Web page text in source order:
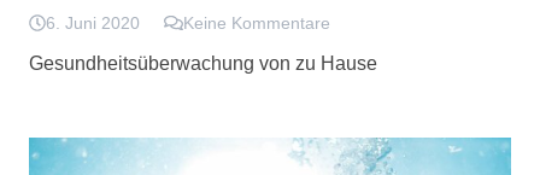
6. Juni 2020 Keine Kommentare
Gesundheitsüberwachung von zu Hause